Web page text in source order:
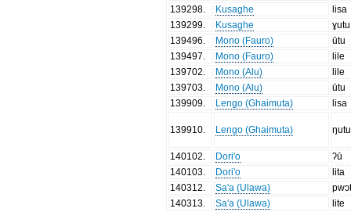
139298
Kusaghe
lisa
139299
Kusaghe
ɣutu
139496
Mono (Fauro)
ūtu
139497
Mono (Fauro)
lile
139702
Mono (Alu)
lile
139703
Mono (Alu)
ūtu
139909
Lengo (Ghaimuta) lisa
139910 Lengo (Ghaimuta) ŋutu
140102 Dori'o
ʔū
140103
Dori'o
lita
140312
Sa'a (Ulawa)
140313
Sa'a (Ulawa)
lite